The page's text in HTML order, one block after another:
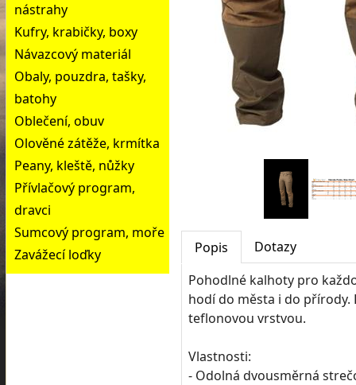
nástrahy
Kufry, krabičky, boxy
Návazcový materiál
Obaly, pouzdra, tašky,
batohy
Oblečení, obuv
Olověné zátěže, krmítka
Peany, kleště, nůžky
Přívlačový program,
dravci
Sumcový program, moře
Zavážecí loďky
Popis
Dotazy
Pohodlné kalhoty pro
hodí do města i do
teflonovou vrstvou.
Vlastnosti:
- Odolná dvousměrná